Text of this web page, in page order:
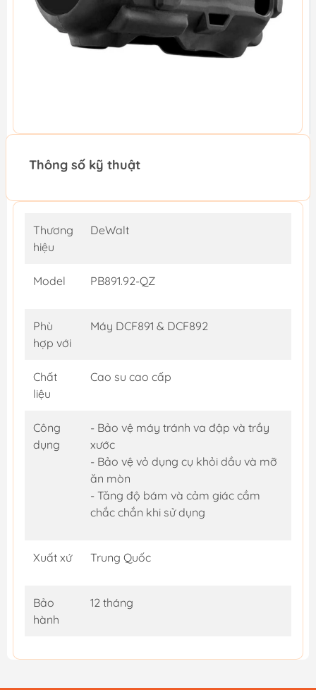
Thông số kỹ thuật
Thương
hiệu
DeWalt
Model PB891.92-QZ
Phù
hợp với
Máy DCF891 & DCF892
Chất
liệu
Cao su cao cấp
Công
dụng
- Bảo vệ máy tránh va đập và trầy
xước
- Bảo vệ vỏ dụng cụ khỏi dầu và mỡ
ăn mòn
- Tăng độ bám và cảm giác cầm
chắc chắn khi sử dụng
Xuất xứ Trung Quốc
Bảo
hành
12 tháng